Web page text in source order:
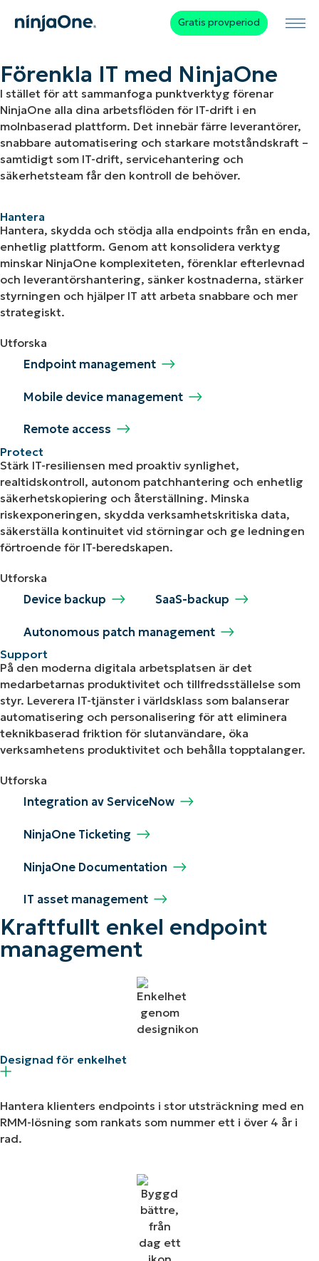
Gratis provperiod
Förenkla IT med NinjaOne
I stället för att sammanfoga punktverktyg förenar
NinjaOne alla dina arbetsflöden för IT-drift i en
molnbaserad plattform. Det innebär färre leverantörer,
snabbare automatisering och starkare motståndskraft –
samtidigt som IT-drift, servicehantering och
säkerhetsteam får den kontroll de behöver.
Hantera
Hantera, skydda och stödja alla endpoints från en enda,
enhetlig plattform. Genom att konsolidera verktyg
minskar NinjaOne komplexiteten, förenklar efterlevnad
och leverantörshantering, sänker kostnaderna, stärker
styrningen och hjälper IT att arbeta snabbare och mer
strategiskt.
Utforska
Endpoint management
Mobile device management
Remote access
Protect
Stärk IT-resiliensen med proaktiv synlighet,
realtidskontroll, autonom patchhantering och enhetlig
säkerhetskopiering och återställning. Minska
riskexponeringen, skydda verksamhetskritiska data,
säkerställa kontinuitet vid störningar och ge ledningen
förtroende för IT-beredskapen.
Utforska
Device backup
SaaS-backup
Autonomous patch management
Support
På den moderna digitala arbetsplatsen är det
medarbetarnas produktivitet och tillfredsställelse som
styr. Leverera IT-tjänster i världsklass som balanserar
automatisering och personalisering för att eliminera
teknikbaserad friktion för slutanvändare, öka
verksamhetens produktivitet och behålla topptalanger.
Utforska
Integration av ServiceNow
NinjaOne Ticketing
NinjaOne Documentation
IT asset management
Kraftfullt enkel endpoint
management
Designad för enkelhet
Hantera klienters endpoints i stor utsträckning med en
RMM-lösning som rankats som nummer ett i över 4 år i
rad.